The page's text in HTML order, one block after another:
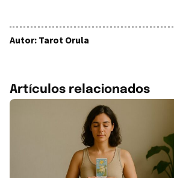
Autor: Tarot Orula
Artículos relacionados